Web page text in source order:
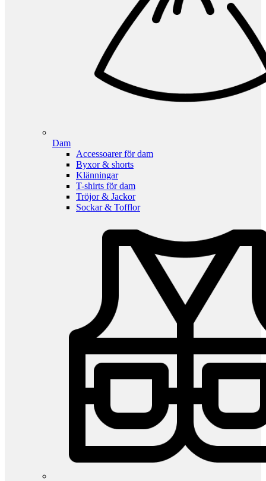
Dam
Accessoarer för dam
Byxor & shorts
Klänningar
T-shirts för dam
Tröjor & Jackor
Sockar & Tofflor